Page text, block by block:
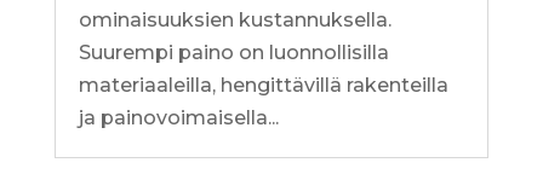
ominaisuuksien kustannuksella.
Suurempi paino on luonnollisilla
materiaaleilla, hengittävillä rakenteilla
ja painovoimaisella...